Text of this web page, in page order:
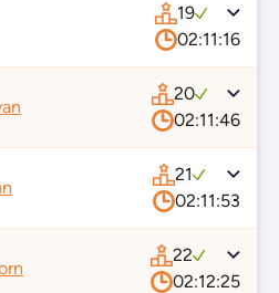
19
02:11:16
20
02:11:46
21
02:11:53
22
02:12:25